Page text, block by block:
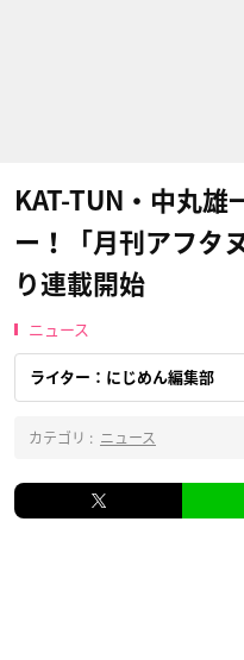
KAT-TUN・中丸雄
ー！「月刊アフタ
り連載開始
ニュース
ライター：にじめん編集部
カテゴリ : ニュース